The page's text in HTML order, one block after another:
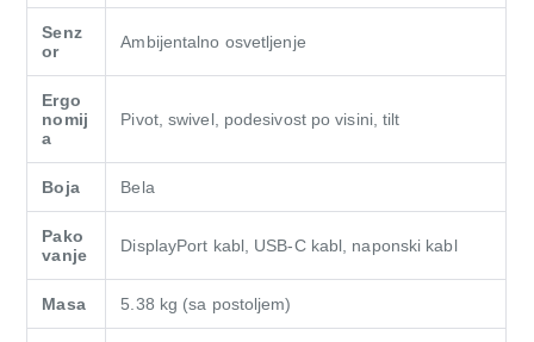
Senz
or
Ambijentalno osvetljenje
Ergo
nomij
a
Pivot, swivel, podesivost po visini, tilt
Boja Bela
Pako
vanje
DisplayPort kabl, USB-C kabl, naponski kabl
Masa 5.38 kg (sa postoljem)